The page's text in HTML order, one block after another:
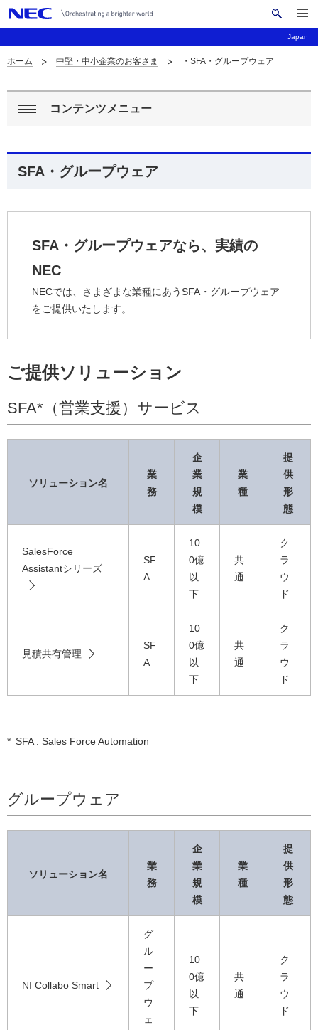
Japan
イ
検
メ
ニ
ュ
ナ
ビ
シ
サ
イ
ト
の
ホーム 中堅・中小企業のお客さま ・SFA・グループウェア
ロ
カ
ン
コンテンツメニュー
SFA・グループウェア
SFA・グループウェアなら、実績の
NEC
NECでは、さまざまな業種にあうSFA・グループウェア
をご提供いたします。
ご提供ソリューション
SFA*（営業支援）サービス
ソリューション名
業
務
企
業
規
模
業
種
提
供
形
態
SalesForce
Assistantシリーズ
SF
A
10
0億
以
下
共
通
ク
ラ
ウ
ド
見積共有管理
SF
A
10
0億
以
下
共
通
ク
ラ
ウ
ド
* SFA : Sales Force Automation
グループウェア
ソリューション名
業
務
企
業
規
模
業
種
提
供
形
態
NI Collabo Smart
グ
ル
ー
プ
ウ
ェ
10
0億
以
下
共
通
ク
ラ
ウ
ド